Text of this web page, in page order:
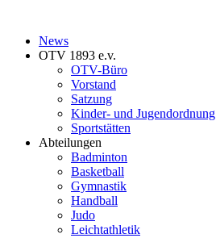
News
OTV 1893 e.v.
OTV-Büro
Vorstand
Satzung
Kinder- und Jugendordnung
Sportstätten
Abteilungen
Badminton
Basketball
Gymnastik
Handball
Judo
Leichtathletik